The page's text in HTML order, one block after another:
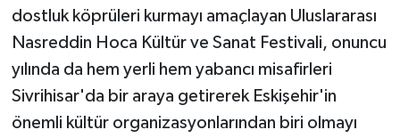
dostluk köprüleri kurmayı amaçlayan Uluslararası
Nasreddin Hoca Kültür ve Sanat Festivali, onuncu
yılında da hem yerli hem yabancı misafirleri
Sivrihisar'da bir araya getirerek Eskişehir'in
önemli kültür organizasyonlarından biri olmayı